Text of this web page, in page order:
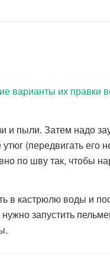
варианты их
и пыли. Затем надо
(передвигать
по шву так,
в кастрюлю воды и
запустить